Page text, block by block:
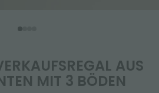
AUS
MIT 3 BÖDEN